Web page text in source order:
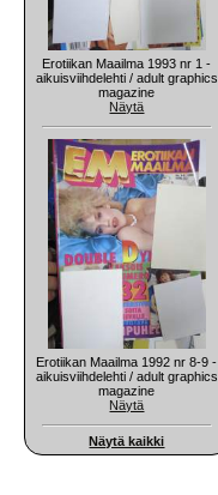
Erotiikan Maailma 1993 nr 1 -
aikuisviihdelehti / adult graphics
magazine
Näytä
Erotiikan Maailma 1992 nr 8-9 -
aikuisviihdelehti / adult graphics
magazine
Näytä
Näytä kaikki